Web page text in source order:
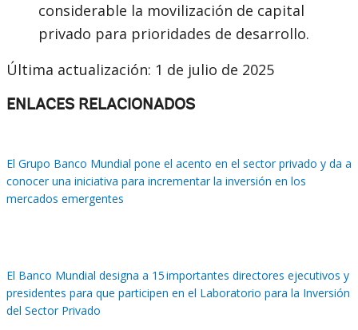
considerable la movilización de capital
privado para prioridades de desarrollo.
Última actualización: 1 de julio de 2025
ENLACES RELACIONADOS
El Grupo Banco Mundial pone el acento en el sector privado y da a
conocer una iniciativa para incrementar la inversión en los
mercados emergentes
El Banco Mundial designa a 15 importantes directores ejecutivos y
presidentes para que participen en el Laboratorio para la Inversión
del Sector Privado